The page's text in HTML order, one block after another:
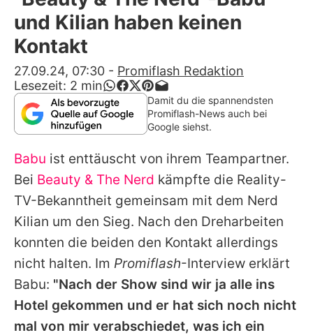
Alle Themen auf Promiflash
App runterladen
Team
Redaktionelle Richtlinien
Impressum
Datenschutzerklärung
Nutzungsbedingungen
Utiq verwalten
und Kilian haben keinen
Kontakt
27.09.24, 07:30 - Promiflash Redaktion
Lesezeit: 2 min
Damit du die spannendsten
Promiflash-News auch bei
Google siehst.
Babu ist enttäuscht von ihrem Teampartner.
Bei Beauty & The Nerd kämpfte die Reality-
TV-Bekanntheit gemeinsam mit dem Nerd
Kilian um den Sieg. Nach den Dreharbeiten
konnten die beiden den Kontakt allerdings
nicht halten. Im Promiflash-Interview erklärt
Babu: "Nach der Show sind wir ja alle ins
Hotel gekommen und er hat sich noch nicht
mal von mir verabschiedet, was ich ein